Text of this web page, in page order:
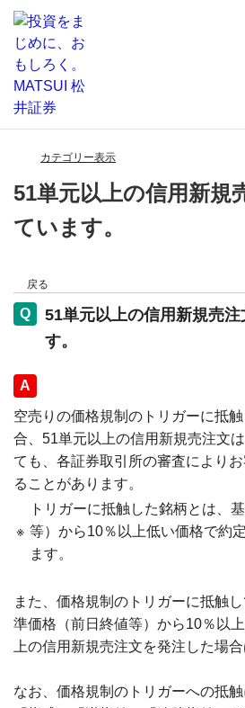
カテゴリー表示
51単元以上の信用新規
ています。
戻る
51単元以上の信用新規売注
す。
回答
空売りの価格規制のトリガーに抵
合、51単元以上の信用新規売注文
ても、各証券取引所の審査により
ることがあります。
※
トリガーに抵触した銘柄とは、
等）から10％以上低い価格で約
ます。
また、価格規制のトリガーに抵触
準価格（前日終値等）から10％以
上の信用新規売注文を発注した場
なお、価格規制のトリガーへの抵触